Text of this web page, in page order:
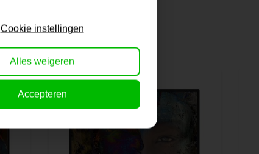
Cookie instellingen
Alles weigeren
Accepteren